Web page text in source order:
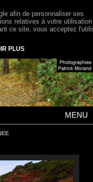
MENU
afin de personnaliser ses
relatives à votre
ce site, vous acceptez
PLUS